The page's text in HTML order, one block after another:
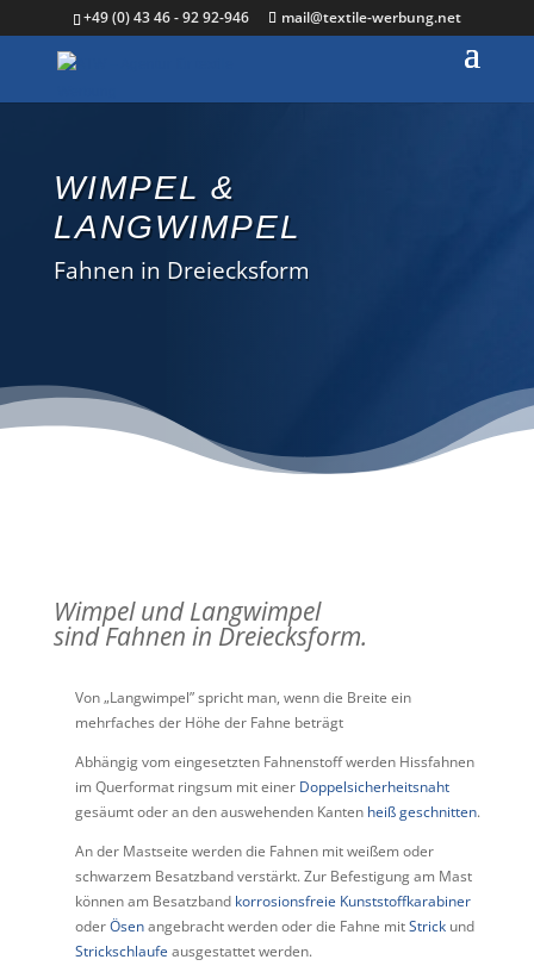
+49 (0) 43 46 - 92 92-946 mail@textile-werbung.net
WIMPEL &
LANGWIMPEL
Fahnen in Dreiecksform
Wimpel und Langwimpel
sind Fahnen in Dreiecksform.
Von „Langwimpel” spricht man, wenn die Breite ein
mehrfaches der Höhe der Fahne beträgt
Abhängig vom eingesetzten Fahnenstoff werden Hissfahnen
im Querformat ringsum mit einer Doppelsicherheitsnaht
gesäumt oder an den auswehenden Kanten heiß geschnitten.
An der Mastseite werden die Fahnen mit weißem oder
schwarzem Besatzband verstärkt. Zur Befestigung am Mast
können am Besatzband korrosionsfreie Kunststoffkarabiner
oderÖsenangebracht werden oder die Fahne mitStrickund
Strickschlaufe ausgestattet werden.